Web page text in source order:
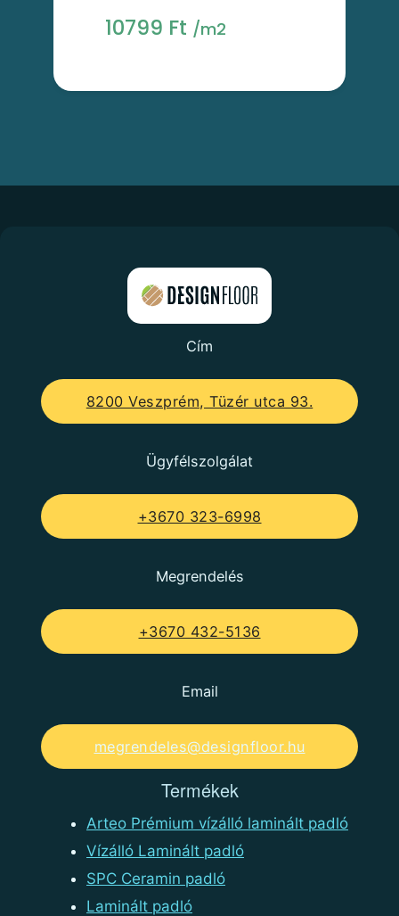
10799 Ft /m2
Cím
8200 Veszprém, Tüzér utca 93.
Ügyfélszolgálat
+3670 323-6998
Megrendelés
+3670 432-5136
Email
megrendeles@designfloor.hu
Termékek
Arteo Prémium vízálló laminált padló
Vízálló Laminált padló
SPC Ceramin padló
Laminált padló